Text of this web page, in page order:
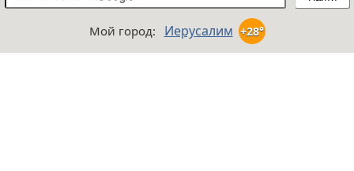
ЕВРОПА
Мой город: Иерусалим +28°